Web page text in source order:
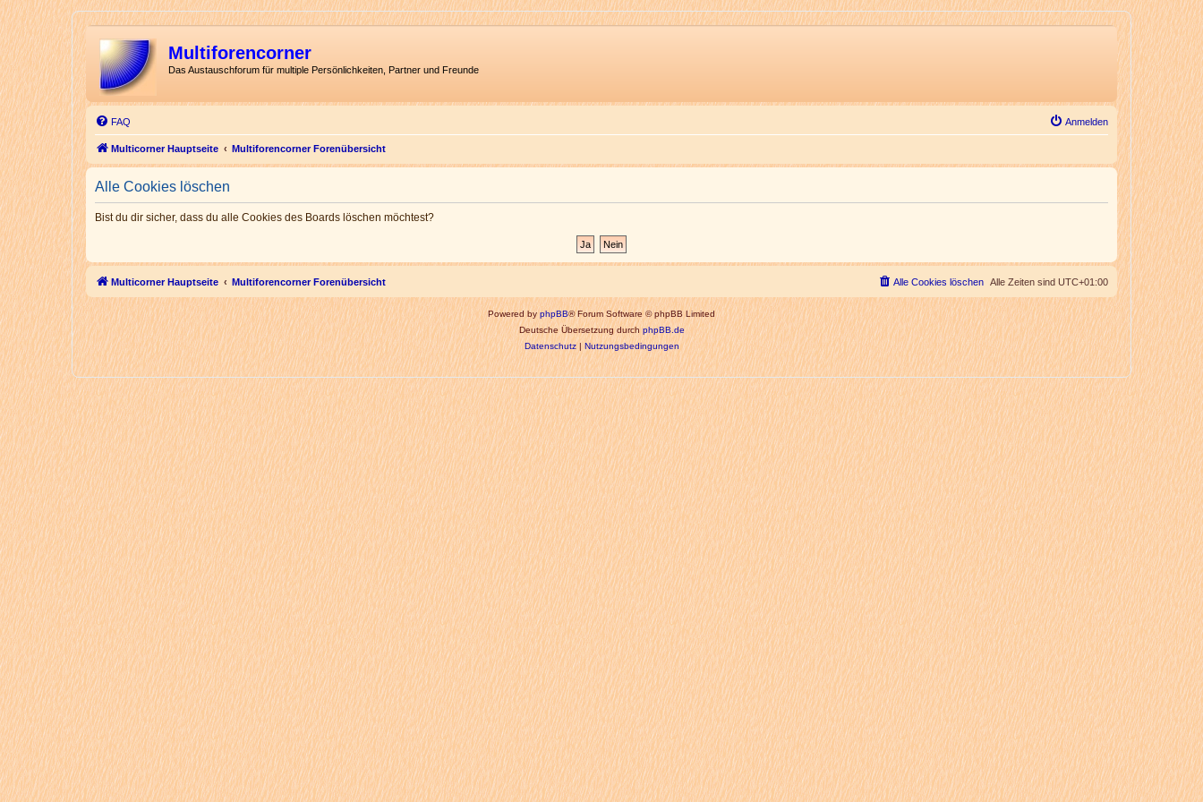
Multiforencorner
Das Austauschforum für multiple Persönlichkeiten, Partner und Freunde
FAQ Anmelden
Multicorner Hauptseite Multiforencorner Forenübersicht
Alle Cookies löschen
Bist du dir sicher, dass du alle Cookies des Boards löschen möchtest?
Multicorner Hauptseite Multiforencorner Forenübersicht Alle Zeiten sind UTC+01:00
Alle Cookies löschen
Powered byphpBB® Forum Software © phpBB Limited
Deutsche Übersetzung durchphpBB.de
Datenschutz|Nutzungsbedingungen